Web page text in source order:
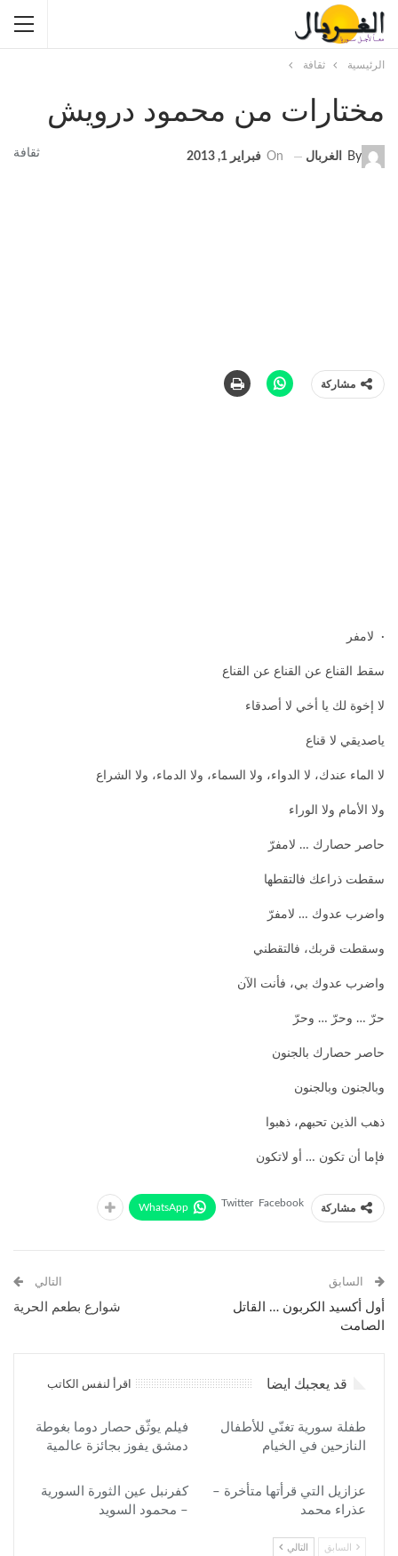
الرئيسية ثقافة
مختارات من محمود درويش
ثقافة By الغربال On فبراير 1, 2013
مشاركة
· لامفر
سقط القناع عن القناع عن القناع
لا إخوة لك يا أخي لا أصدقاء
ياصديقي لا قناع
لا الماء عندك، لا الدواء، ولا السماء، ولا الدماء، ولا الشراع
ولا الأمام ولا الوراء
حاصر حصارك … لامفرّ
سقطت ذراعك فالتقطها
واضرب عدوك … لامفرّ
وسقطت قربك، فالتقطني
واضرب عدوك بي، فأنت الآن
حرّ … وحرّ … وحرّ
حاصر حصارك بالجنون
وبالجنون وبالجنون
ذهب الذين تحبهم، ذهبوا
فإما أن تكون … أو لاتكون
مشاركة Facebook
Twitter
WhatsApp
السابق
أول أكسيد الكربون … القاتل
الصامت
التالي
شوارع بطعم الحرية
قد يعجبك ايضا اقرأ لنفس الكاتب
طفلة سورية تغنّي للأطفال
النازحين في الخيام
فيلم يوثّق حصار دوما بغوطة
دمشق يفوز بجائزة عالمية
عزازيل التي قرأتها متأخرة –
عذراء محمد
كفرنبل عين الثورة السورية
– محمود السويد
السابق التالي